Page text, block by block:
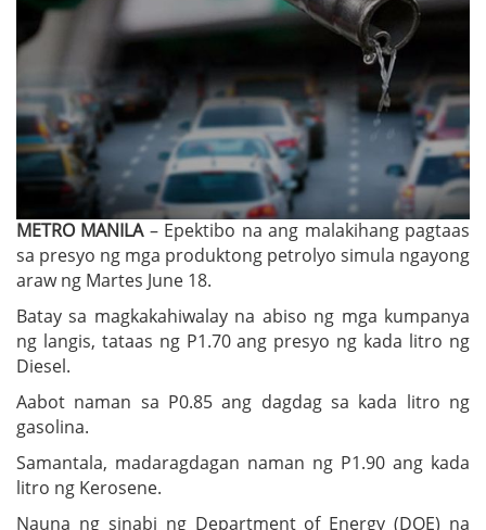
METRO MANILA – Epektibo na ang malakihang pagtaas
sa presyo ng mga produktong petrolyo simula ngayong
araw ng Martes June 18.
Batay sa magkakahiwalay na abiso ng mga kumpanya
ng langis, tataas ng P1.70 ang presyo ng kada litro ng
Diesel.
Aabot naman sa P0.85 ang dagdag sa kada litro ng
gasolina.
Samantala, madaragdagan naman ng P1.90 ang kada
litro ng Kerosene.
Nauna ng sinabi ng Department of Energy (DOE) na